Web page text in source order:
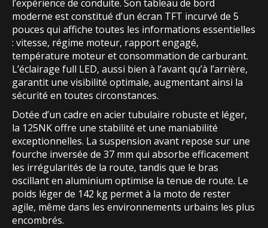
l’expérience de conduite. Son tableau de bord
moderne est constitué d’un écran TFT incurvé de 5
pouces qui affiche toutes les informations essentielles
: vitesse, régime moteur, rapport engagé,
température moteur et consommation de carburant.
L’éclairage full LED, aussi bien à l’avant qu’à l’arrière,
garantit une visibilité optimale, augmentant ainsi la
sécurité en toutes circonstances.
Dotée d’un cadre en acier tubulaire robuste et léger,
la 125NK offre une stabilité et une maniabilité
exceptionnelles. La suspension avant repose sur une
fourche inversée de 37 mm qui absorbe efficacement
les irrégularités de la route, tandis que le bras
oscillant en aluminium optimise la tenue de route. Le
poids léger de 142 kg permet à la moto de rester
agile, même dans les environnements urbains les plus
encombrés.